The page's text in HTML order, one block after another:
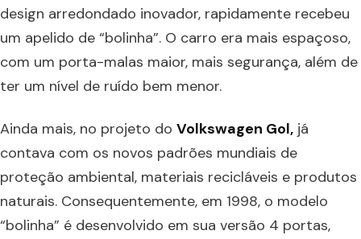
design arredondado inovador, rapidamente recebeu
um apelido de “bolinha”. O carro era mais espaçoso,
com um porta-malas maior, mais segurança, além de
ter um nível de ruído bem menor.
Ainda mais, no projeto do Volkswagen Gol, já
contava com os novos padrões mundiais de
proteção ambiental, materiais recicláveis e produtos
naturais. Consequentemente, em 1998, o modelo
“bolinha” é desenvolvido em sua versão 4 portas,